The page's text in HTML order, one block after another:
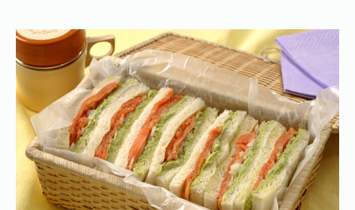
お〜いお茶
健康ミネラルむぎ茶
TULLY'S COFFEE
1日分の野菜
商品情報
お茶を知る・楽しむ
お茶を知る・楽しむ
お茶を楽しむ
お茶のいれ方
動画ギャラリー
体験・イベント
体験・イベント
見学・体験
工場見学
店舗・通販
店舗・通販
お客様相談室